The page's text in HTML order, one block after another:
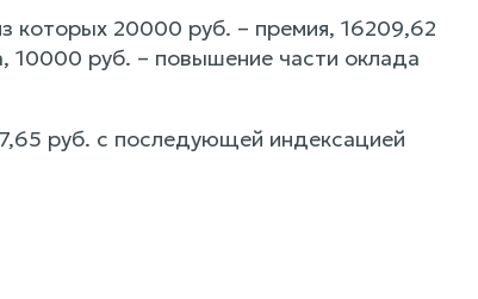
которых 20000 руб. – премия, 16209,62
10000 руб. – повышение части оклада
руб. с последующей индексацией